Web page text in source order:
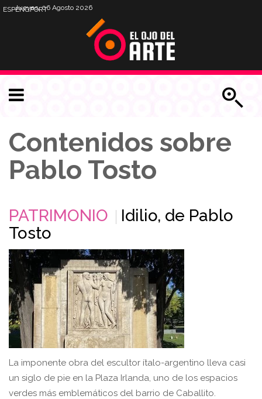
Jueves, 06 Agosto 2026
ESPENGPORT
Contenidos sobre
Pablo Tosto
PATRIMONIO
Idilio, de Pablo
Tosto
La imponente obra del escultor ítalo-argentino lleva casi
un siglo de pie en la Plaza Irlanda, uno de los espacios
verdes más emblemáticos del barrio de Caballito.